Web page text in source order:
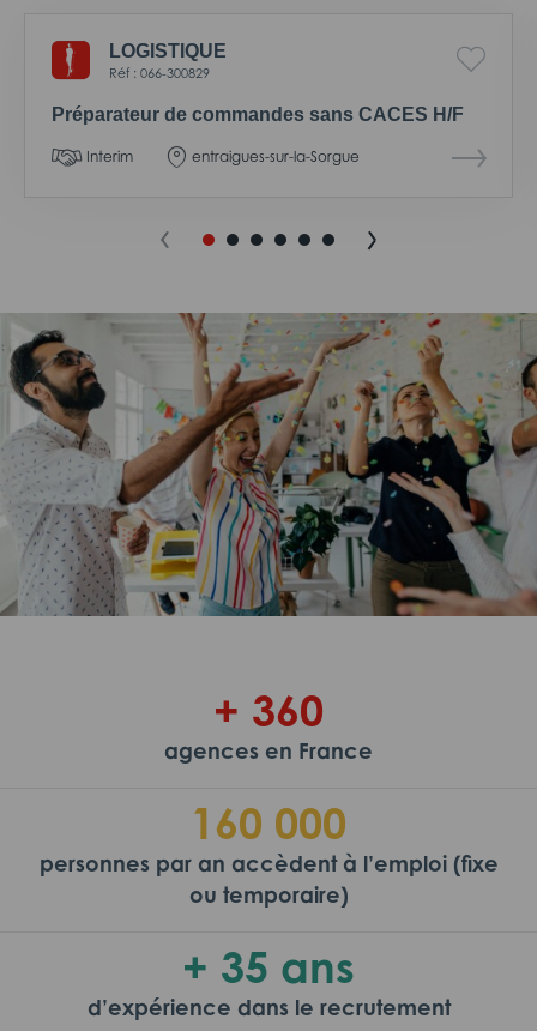
LOGISTIQUE
Réf : 066-300829
Préparateur de commandes sans CACES H/F
Interim entraigues-sur-la-Sorgue
+ 360
agences en France
160 000
personnes par an accèdent à l’emploi (fixe
ou temporaire)
+ 35 ans
d’expérience dans le recrutement